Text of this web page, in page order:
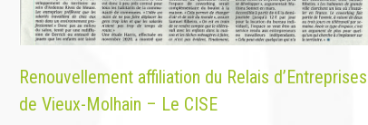
Renouvellement affiliation du Relais d’Entreprises
de Vieux-Molhain – Le CISE